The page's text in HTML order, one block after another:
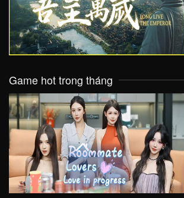
VIEW
Game hot trong tháng
VIEW